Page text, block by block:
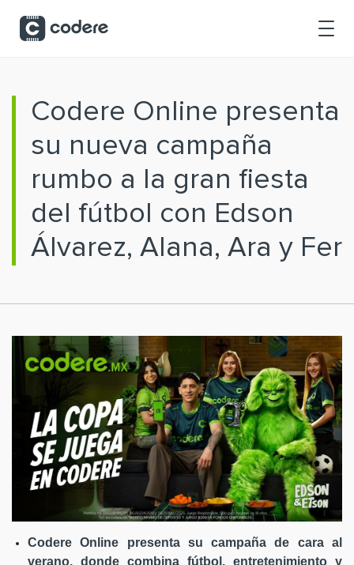
Codere Online presenta
su nueva campaña
rumbo a la gran fiesta
del fútbol con Edson
Álvarez, Alana, Ara y Fer
Codere Online presenta su campaña de cara al
verano, donde combina fútbol, entretenimiento y